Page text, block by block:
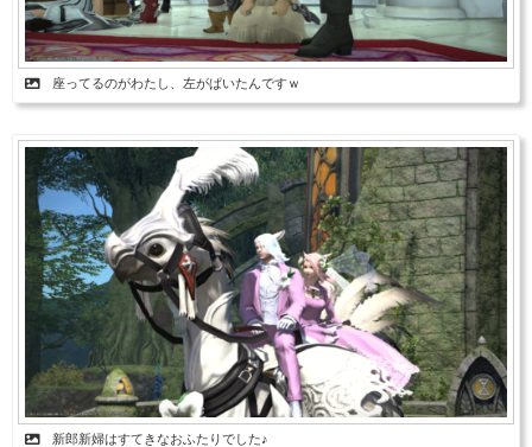
座ってるのがわたし、左がぱいたんですｗ
新郎新婦はすてきなおふたりでした♪